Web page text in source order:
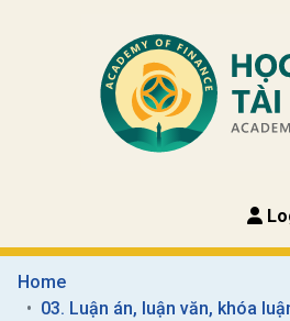
Home
03. Luận án, luận văn, khóa